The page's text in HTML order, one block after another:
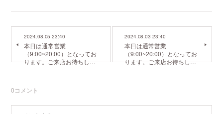
2024.08.05 23:40
本日は通常営業
（9:00~20:00）となってお
ります。ご来店お待ちし…
2024.08.03 23:40
本日は通常営業
（9:00~20:00）となってお
ります。ご来店お待ちし…
0コメント